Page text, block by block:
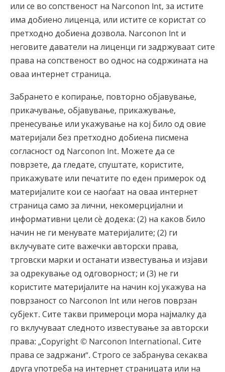
или се во сопственост на Narconon Int, за истите
има добиено лиценца, или истите се користат со
претходно добиена дозвола. Narconon Int и
неговите даватели на лиценци ги задржуваат сите
права на сопственост во однос на содржината на
оваа интернет страница.
Забрането е копирање, повторно објавување,
прикачување, објавување, прикажување,
пренесување или укажување на кој било од овие
материјали без претходно добиена писмена
согласност од Narconon Int. Можете да се
поврзете, да гледате, спуштате, користите,
прикажувате или печатите по еден примерок од
материјалите кои се наоѓаат на оваа интернет
страница само за лични, некомерцијални и
информативни цели сè додека: (2) на каков било
начин не ги менувате материјалите; (2) ги
вклучувате сите важечки авторски права,
трговски марки и останати известувања и изјави
за одрекување од одговорност; и (3) не ги
користите материјалите на начин кој укажува на
поврзаност со Narconon Int или негов поврзан
субјект. Сите такви примероци мора најмалку да
го вклучуваат следното известување за авторски
права: „Copyright © Narconon International. Сите
права се задржани“. Строго се забранува секаква
друга употреба на интернет страницата или на